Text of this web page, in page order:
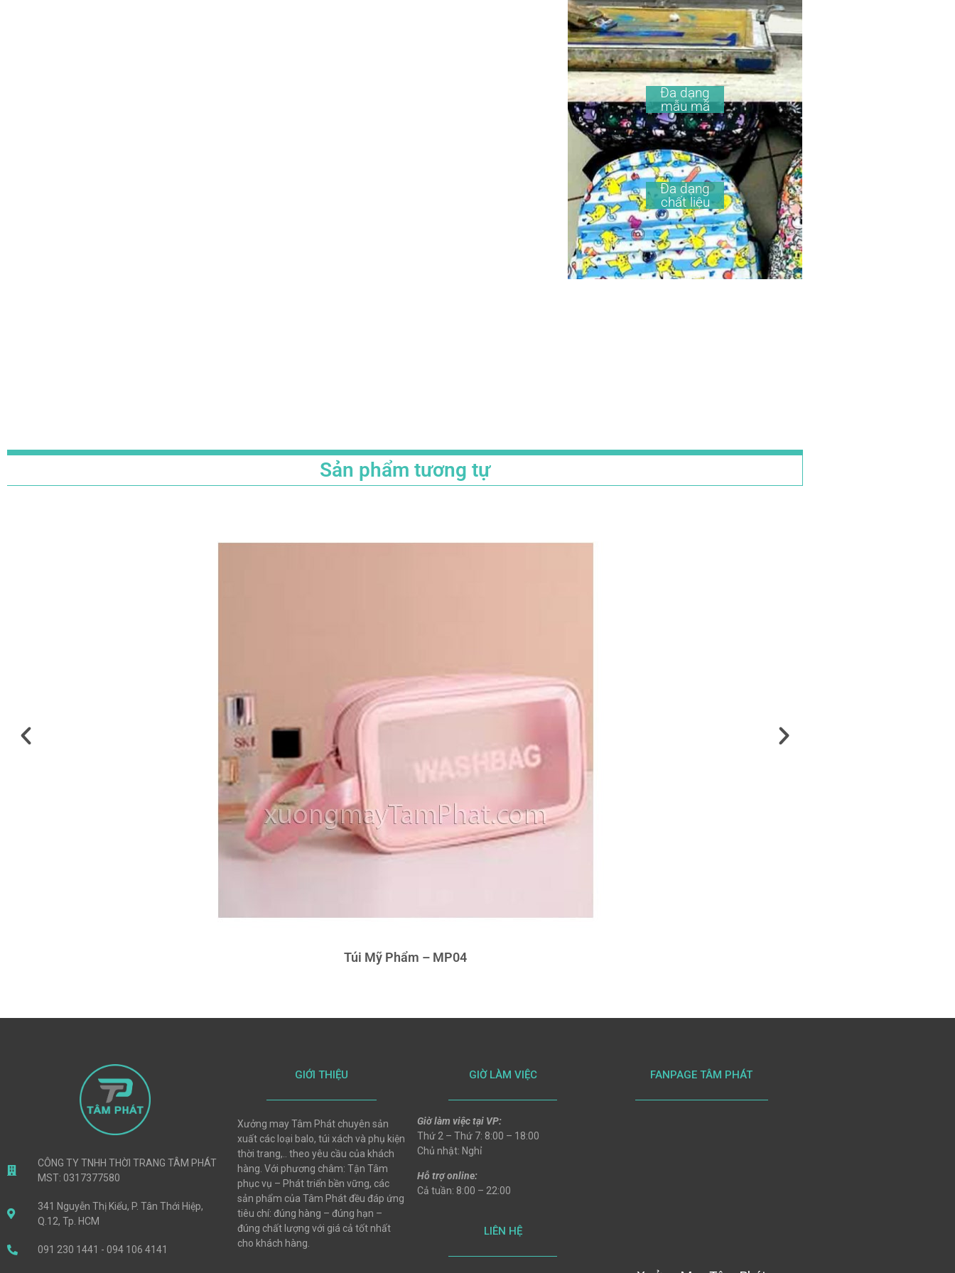
Đa dạng
mẫu mã
Đa dạng
chất liệu
Sản phẩm tương tự
Túi Mỹ Phẩm – MP04
CÔNG TY TNHH THỜI TRANG TÂM PHÁT
MST: 0317377580
341 Nguyễn Thị Kiểu, P. Tân Thới Hiệp,
Q.12, Tp. HCM
091 230 1441 - 094 106 4141
GIỚI THIỆU
Xưởng may Tâm Phát chuyên sản
xuất các loại balo, túi xách và phụ kiện
thời trang,.. theo yêu cầu của khách
hàng. Với phương châm: Tận Tâm
phục vụ – Phát triển bền vững, các
sản phẩm của Tâm Phát đều đáp ứng
tiêu chí: đúng hàng – đúng hạn –
đúng chất lượng với giá cả tốt nhất
cho khách hàng.
GIỜ LÀM VIỆC
Giờ làm việc tại VP:
Thứ 2 – Thứ 7: 8:00 – 18:00
Chủ nhật: Nghỉ
Hỗ trợ online:
Cả tuần: 8:00 – 22:00
LIÊN HỆ
FANPAGE TÂM PHÁT